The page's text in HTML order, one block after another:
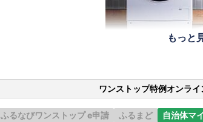
もっと
ワンストップ特例オンライ
ふるなびワンストップ e申請 ふるまど 自治体マ